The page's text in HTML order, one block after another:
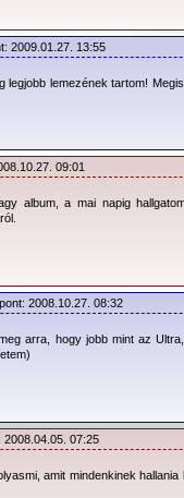
2009.01.27. 13:55
legjobb lemezének tartom!
09:01
album, a mai napig
2008.10.27. 08:32
arra, hogy jobb mint az
2008.04.05. 07:25
amit mindenkinek